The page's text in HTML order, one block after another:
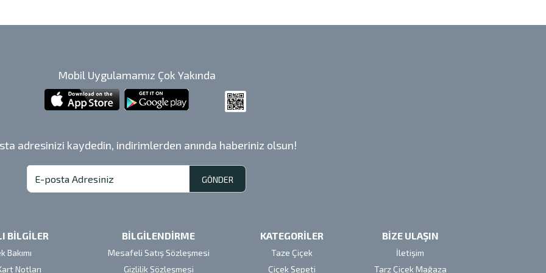
Mobil Uygulamamız Çok Yakında
adresinizi kaydedin, indirimlerden anında haberiniz olsun!
GÖNDER
BİLGİLER
Bakımı
Notları
BİLGİLENDİRME
Mesafeli Satış Sözleşmesi
Gizlilik Sözleşmesi
KATEGORİLER
Taze Çiçek
Çiçek Sepeti
BİZE ULAŞIN
İletişim
Tarz Çiçek Mağaza